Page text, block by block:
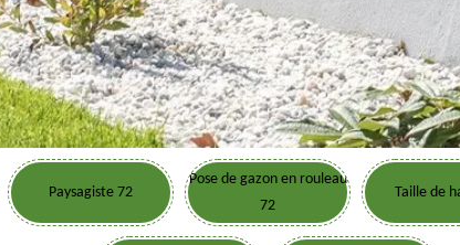
Paysagiste 72
Pose de gazon en rouleau
72
Taille de